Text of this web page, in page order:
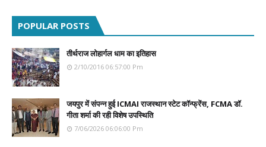
POPULAR POSTS
तीर्थराज लोहार्गल धाम का इतिहास
2/10/2016 06:57:00 Pm
जयपुर में संपन्न हुई ICMAI राजस्थान स्टेट कॉन्फ्रेंस, FCMA डॉ.
गीता शर्मा की रही विशेष उपस्थिति
7/06/2026 06:06:00 Pm